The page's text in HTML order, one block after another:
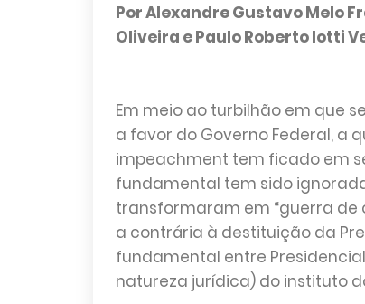
Por Alexandre Gustavo Melo
Oliveira e Paulo Roberto Iotti
Em meio ao turbilhão em que
a favor do Governo Federal, a
impeachment tem ficado em
fundamental tem sido
transformaram em “guerra de
a contrária à destituição da
fundamental entre
natureza jurídica) do instituto